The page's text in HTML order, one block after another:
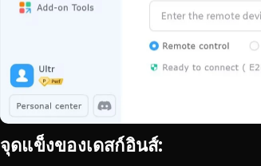
จุดแข็งของเดสก์อินส์: